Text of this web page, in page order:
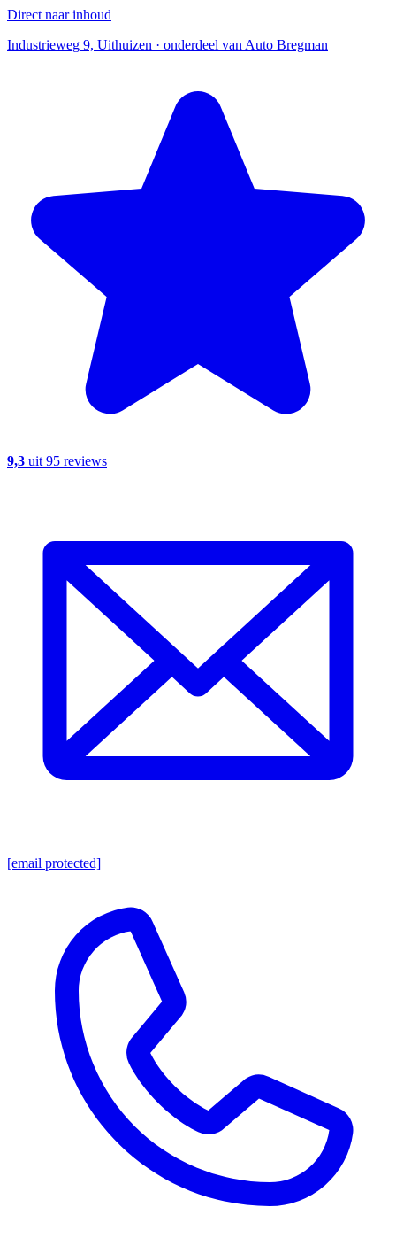
Direct naar inhoud
Industrieweg 9, Uithuizen · onderdeel van Auto Bregman
9,3 uit 95 reviews
[email protected]